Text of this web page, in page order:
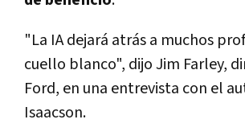
"La IA dejará atrás a muchos
cuello blanco", dijo Jim Farley,
Ford, en una entrevista con el
Isaacson.